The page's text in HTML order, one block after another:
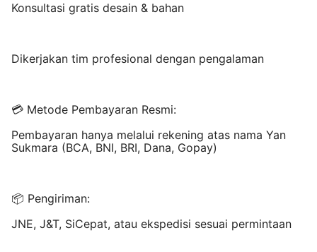
Konsultasi gratis desain & bahan
Dikerjakan tim profesional dengan pengalaman
💳 Metode Pembayaran Resmi:
Pembayaran hanya melalui rekening atas nama Yan
Sukmara (BCA, BNI, BRI, Dana, Gopay)
📦 Pengiriman:
JNE, J&T, SiCepat, atau ekspedisi sesuai permintaan